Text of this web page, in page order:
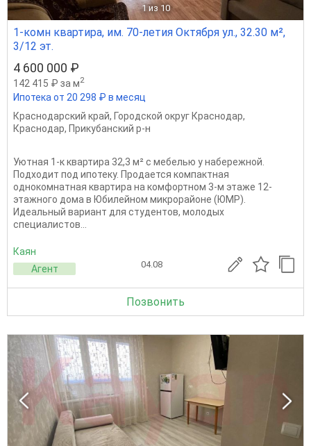
1 из 10
1-комн квартира, им. 70-летия Октября ул., 32.30 м²,
3/12 эт.
4 600 000 ₽
142 415 ₽ за м2
Ипотека от 20 298 ₽ в месяц
Краснодарский край, Городской округ Краснодар,
Краснодар, Прикубанский р-н
Уютная 1-к квартира 32,3 м² с мебелью у набережной.
Подходит под ипотеку. Продается компактная
однокомнатная квартира на комфортном 3-м этаже 12-
этажного дома в Юбилейном микрорайоне (ЮМР).
Идеальный вариант для студентов, молодых
специалистов...
Каян
Агент
04.08
Позвонить